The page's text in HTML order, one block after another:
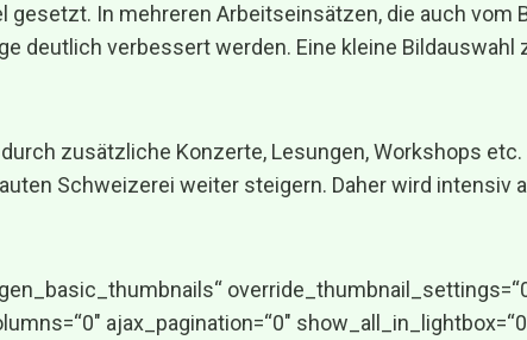
In mehreren Arbeitseinsätzen, die auch vom
deutlich verbessert werden. Eine kleine
zusätzliche Konzerte, Lesungen, Workshops
Schweizerei weiter steigern. Daher wird intensiv
ajax_pagination=“0″